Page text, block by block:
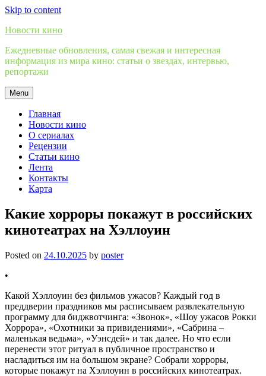
Skip to content
Новости кино
Ежедневные обновления, самая свежая и интересная
информация из мира кино: статьи о звездах, интервью,
репортажи
Menu
Главная
Новости кино
О сериалах
Рецензии
Статьи кино
Лента
Контакты
Карта
Какие хорроры покажут в российских
кинотеатрах на Хэллоуин
Posted on 24.10.2025 by poster
•
Какой Хэллоуин без фильмов ужасов? Каждый год в
преддверии праздников мы расписываем развлекательную
программу для биджвотчинга: «Звонок», «Шоу ужасов Рокки
Хоррора», «Охотники за привидениями», «Сабрина –
маленькая ведьма», «Уэнсдей» и так далее. Но что если
перенести этот ритуал в публичное пространство и
насладиться им на большом экране? Собрали хорроры,
которые покажут на Хэллоуин в российских кинотеатрах.